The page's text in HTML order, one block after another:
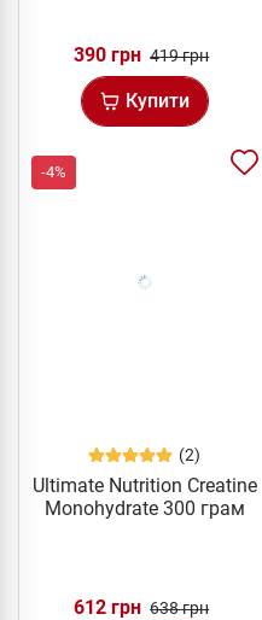
390 грн 419 грн
Купити
-4%
(2)
Ultimate Nutrition Creatine
Monohydrate 300 грам
612 грн 638 грн